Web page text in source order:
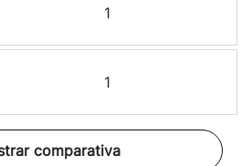
1
1
comparativa